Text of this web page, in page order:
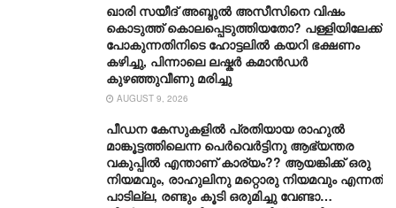
ഖാരി സയീദ് അബ്ദുൽ അസീസിനെ വിഷം
കൊടുത്ത് കൊലപ്പെടുത്തിയതോ? പള്ളിയിലേക്ക്
പോകുന്നതിനിടെ ഹോട്ടലിൽ കയറി ഭക്ഷണം
കഴിച്ചു, പിന്നാലെ ലഷ്കർ കമാൻഡർ
കുഴഞ്ഞുവീണു മരിച്ചു
AUGUST 9, 2026
പീഡന കേസുകളിൽ പ്രതിയായ രാഹുൽ
മാങ്കൂട്ടത്തിലെന്ന പെർവെർട്ടിനു ആഭ്യന്തര
വകുപ്പിൽ എന്താണ് കാര്യം?? ആയങ്കിക്ക് ഒരു
നിയമവും, രാഹുലിനു മറ്റൊരു നിയമവും എന്നത്
പാടില്ല, രണ്ടും കൂടി ഒരുമിച്ചു വേണ്ടാ…